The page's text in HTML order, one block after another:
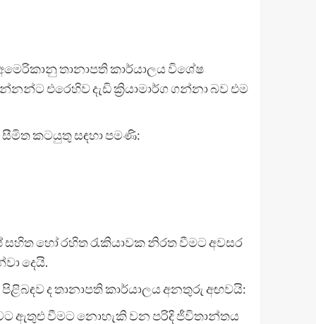
තානාපති කාර්යාලය විශේෂ
එරෙහිව දැඩි ක්‍රියාමාර්ග ගන්නා බව එම
සීමිත කටයුතු සඳහා පමණි:
හෝ රහිත රැකියාවක නිරත වීමට අවසර
දෙයි.
ද තානාපති කාර්යාලය අනතුරු අඟවයි:
ඇතුළු වීමට නොහැකි වන පරිදි ජීවිතාන්තය